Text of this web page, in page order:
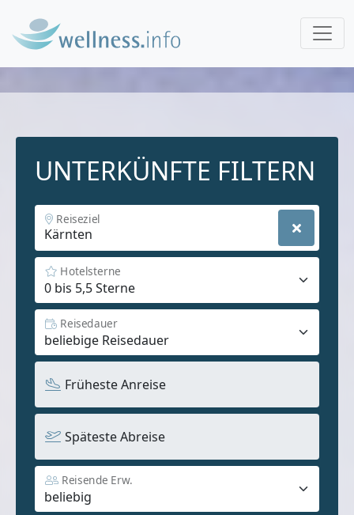
UNTERKÜNFTE FILTERN
Reiseziel
Hotelsterne
Reisedauer
Früheste Anreise
Späteste Abreise
Reisende Erw.